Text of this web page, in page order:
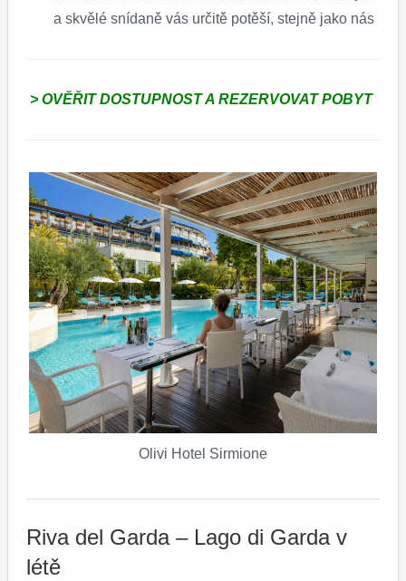
a skvělé snídaně vás určitě potěší, stejně jako nás
> OVĚŘIT DOSTUPNOST A REZERVOVAT POBYT
Olivi Hotel Sirmione
Riva del Garda – Lago di Garda v
létě